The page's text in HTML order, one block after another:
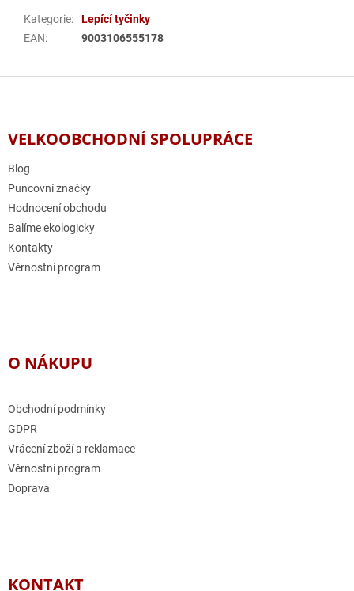
Kategorie:
Lepící tyčinky
EAN: 9003106555178
Z
VELKOOBCHODNÍ SPOLUPRÁCE
Blog
Puncovní značky
Hodnocení obchodu
Balíme ekologicky
Kontakty
Věrnostní program
O NÁKUPU
Obchodní podmínky
GDPR
Vrácení zboží a reklamace
Věrnostní program
Doprava
KONTAKT